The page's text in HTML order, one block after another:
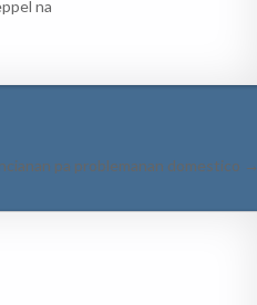
na
pa problemanan domestico →